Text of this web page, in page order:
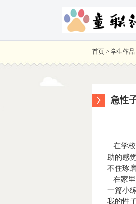
首页 > 学生作品
急性
在学校
助的感
不住琢
在家里
一篇小
我的性